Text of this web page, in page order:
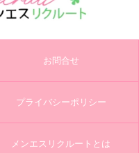
お問合せ
プライバシーポリシー
メンエスリクルートとは